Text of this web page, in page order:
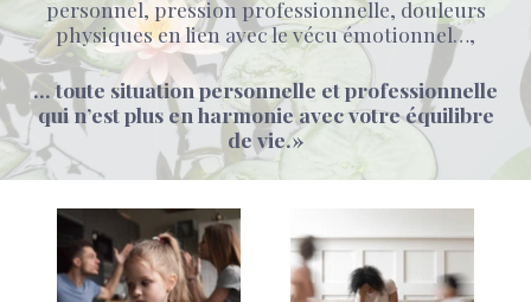
personnel, pression professionnelle, douleurs
physiques en lien avec le vécu émotionnel…,
… toute situation personnelle et professionnelle
qui n’est plus en harmonie avec votre équilibre
de vie.»